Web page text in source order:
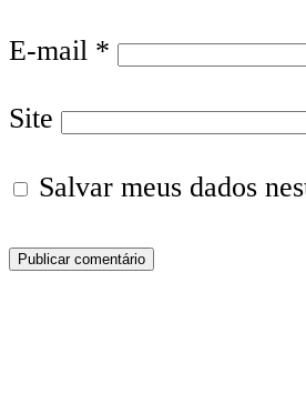
E-mail *
Site
Salvar meus dados